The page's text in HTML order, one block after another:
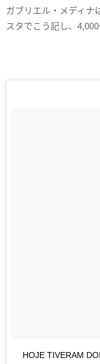
ガブリエル・メディナ
スタでこう記し、
HOJE TIVERAM